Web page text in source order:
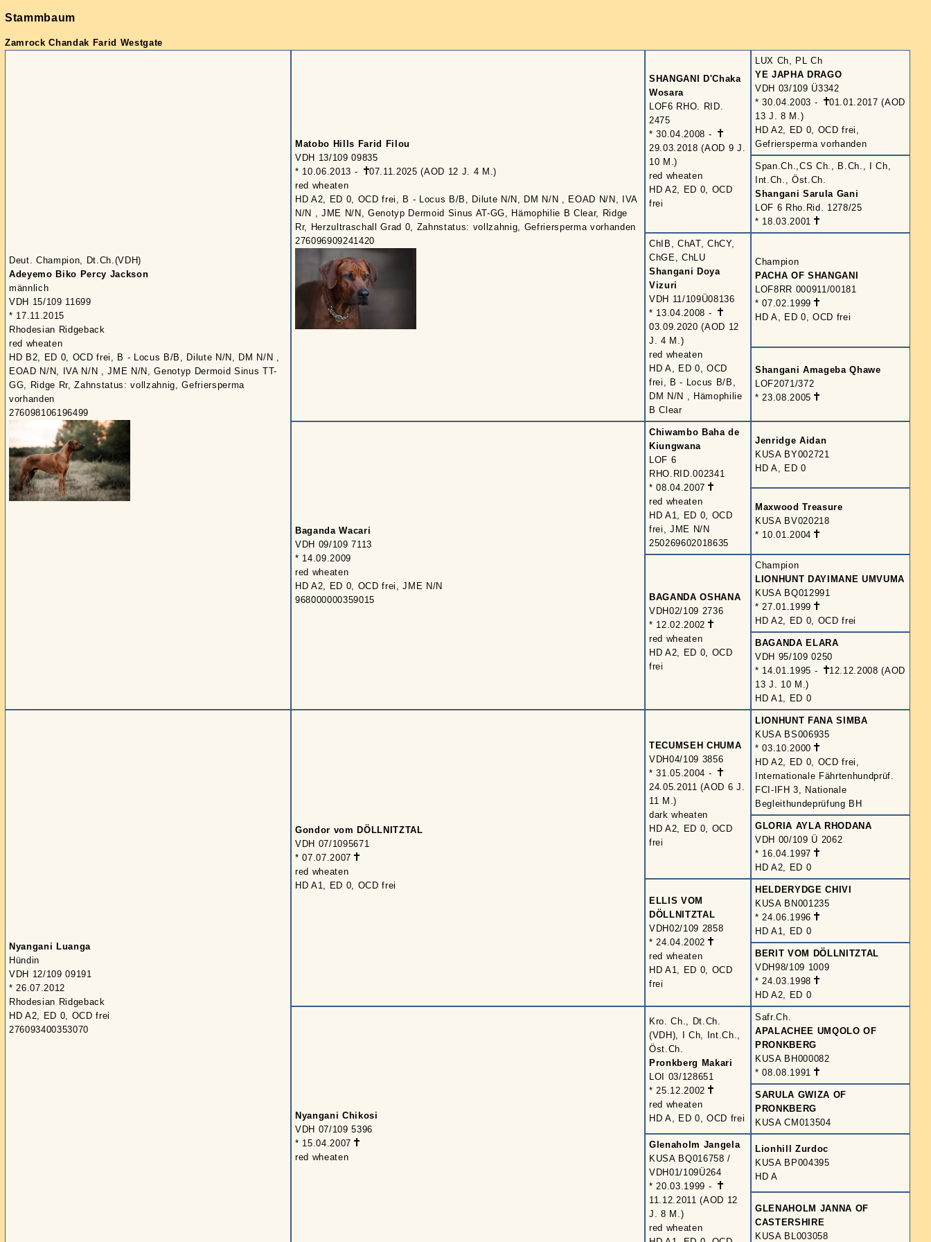
Stammbaum
Zamrock Chandak Farid Westgate
Deut. Champion, Dt.Ch.(VDH)
Adeyemo Biko Percy Jackson
männlich
VDH 15/109 11699
* 17.11.2015
Rhodesian Ridgeback
red wheaten
HD B2, ED 0, OCD frei, B - Locus B/B, Dilute N/N, DM N/N ,
EOAD N/N, IVA N/N , JME N/N, Genotyp Dermoid Sinus TT-
GG, Ridge Rr, Zahnstatus: vollzahnig, Gefriersperma
vorhanden
276098106196499
Matobo Hills Farid Filou
VDH 13/109 09835
* 10.06.2013 -
07.11.2025 (AOD 12 J. 4 M.)
red wheaten
HD A2, ED 0, OCD frei, B - Locus B/B, Dilute N/N, DM N/N , EOAD N/N, IVA
N/N , JME N/N, Genotyp Dermoid Sinus AT-GG, Hämophilie B Clear, Ridge
Rr, Herzultraschall Grad 0, Zahnstatus: vollzahnig, Gefriersperma vorhanden
276096909241420
SHANGANI D'Chaka
Wosara
LOF6 RHO. RID.
2475
* 30.04.2008 -
29.03.2018 (AOD 9 J.
10 M.)
red wheaten
HD A2, ED 0, OCD
frei
LUX Ch, PL Ch
YE JAPHA DRAGO
VDH 03/109 Ü3342
* 30.04.2003 -
01.01.2017 (AOD
13 J. 8 M.)
HD A2, ED 0, OCD frei,
Gefriersperma vorhanden
Span.Ch.,CS Ch., B.Ch., I Ch,
Int.Ch., Öst.Ch.
Shangani Sarula Gani
LOF 6 Rho.Rid. 1278/25
* 18.03.2001
ChIB, ChAT, ChCY,
ChGE, ChLU
Shangani Doya
Vizuri
VDH 11/109Ü08136
* 13.04.2008 -
03.09.2020 (AOD 12
J. 4 M.)
red wheaten
HD A, ED 0, OCD
frei, B - Locus B/B,
DM N/N , Hämophilie
B Clear
Champion
PACHA OF SHANGANI
LOF8RR 000911/00181
* 07.02.1999
HD A, ED 0, OCD frei
Shangani Amageba Qhawe
LOF2071/372
* 23.08.2005
Baganda Wacari
VDH 09/109 7113
* 14.09.2009
red wheaten
HD A2, ED 0, OCD frei, JME N/N
968000000359015
Chiwambo Baha de
Kiungwana
LOF 6
RHO.RID.002341
* 08.04.2007
red wheaten
HD A1, ED 0, OCD
frei, JME N/N
250269602018635
Jenridge Aidan
KUSA BY002721
HD A, ED 0
Maxwood Treasure
KUSA BV020218
* 10.01.2004
BAGANDA OSHANA
VDH02/109 2736
* 12.02.2002
red wheaten
HD A2, ED 0, OCD
frei
Champion
LIONHUNT DAYIMANE UMVUMA
KUSA BQ012991
* 27.01.1999
HD A2, ED 0, OCD frei
BAGANDA ELARA
VDH 95/109 0250
* 14.01.1995 -
12.12.2008 (AOD
13 J. 10 M.)
HD A1, ED 0
Nyangani Luanga
Hündin
VDH 12/109 09191
* 26.07.2012
Rhodesian Ridgeback
HD A2, ED 0, OCD frei
276093400353070
Gondor vom DÖLLNITZTAL
VDH 07/1095671
* 07.07.2007
red wheaten
HD A1, ED 0, OCD frei
TECUMSEH CHUMA
VDH04/109 3856
* 31.05.2004 -
24.05.2011 (AOD 6 J.
11 M.)
dark wheaten
HD A2, ED 0, OCD
frei
LIONHUNT FANA SIMBA
KUSA BS006935
* 03.10.2000
HD A2, ED 0, OCD frei,
Internationale Fährtenhundprüf.
FCI-IFH 3, Nationale
Begleithundeprüfung BH
GLORIA AYLA RHODANA
VDH 00/109 Ü 2062
* 16.04.1997
HD A2, ED 0
ELLIS VOM
DÖLLNITZTAL
VDH02/109 2858
* 24.04.2002
red wheaten
HD A1, ED 0, OCD
frei
HELDERYDGE CHIVI
KUSA BN001235
* 24.06.1996
HD A1, ED 0
BERIT VOM DÖLLNITZTAL
VDH98/109 1009
* 24.03.1998
HD A2, ED 0
Nyangani Chikosi
VDH 07/109 5396
* 15.04.2007
red wheaten
Kro. Ch., Dt.Ch.
(VDH), I Ch, Int.Ch.,
Öst.Ch.
Pronkberg Makari
LOI 03/128651
* 25.12.2002
red wheaten
HD A, ED 0, OCD frei
Safr.Ch.
APALACHEE UMQOLO OF
PRONKBERG
KUSA BH000082
* 08.08.1991
SARULA GWIZA OF
PRONKBERG
KUSA CM013504
Glenaholm Jangela
KUSA BQ016758 /
VDH01/109Ü264
* 20.03.1999 -
11.12.2011 (AOD 12
J. 8 M.)
red wheaten
Lionhill Zurdoc
KUSA BP004395
HD A
GLENAHOLM JANNA OF
CASTERSHIRE
KUSA BL003058